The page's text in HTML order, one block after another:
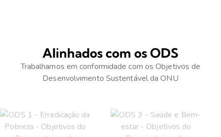
Alinhados com os ODS
Trabalhamos em conformidade com os Objetivos de
Desenvolvimento Sustentável da ONU